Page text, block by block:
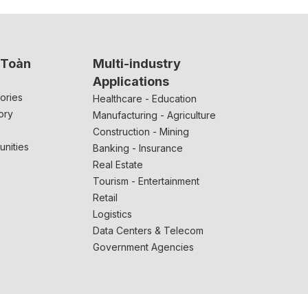
Multi-industry
Applications
Healthcare - Education
Manufacturing - Agriculture
Construction - Mining
Banking - Insurance
Real Estate
Tourism - Entertainment
Retail
Logistics
Data Centers & Telecom
Government Agencies